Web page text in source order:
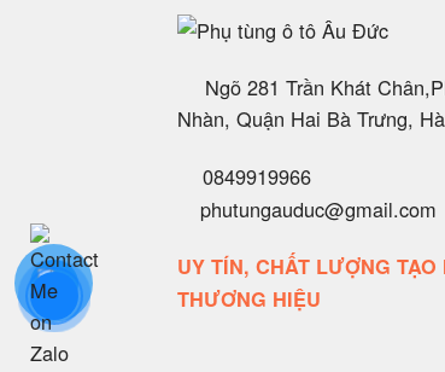
Ngõ 281 Trần Khát
Nhàn, Quận Hai Bà Trưng,
0849919966
phutungauduc@gmail.com
UY TÍN, CHẤT LƯỢNG TẠO
THƯƠNG HIỆU